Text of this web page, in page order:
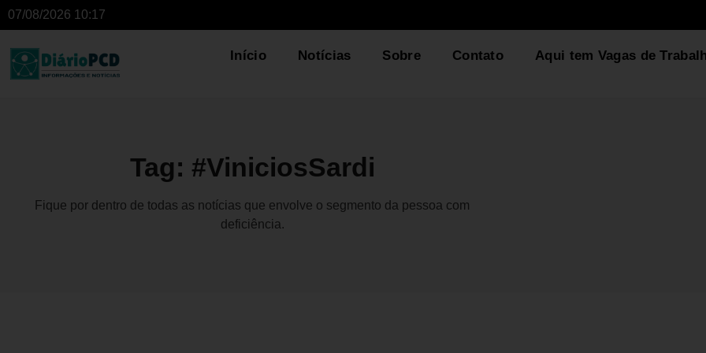
07/08/2026 10:17
Início Notícias Sobre Contato Aqui tem Vagas de
Tag: #ViniciosSardi
Fique por dentro de todas as notícias que envolve o segmento da pessoa com
deficiência.